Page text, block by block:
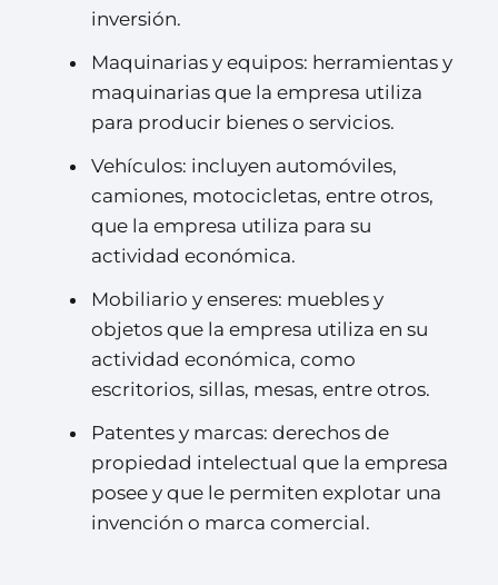
inversión.
Maquinarias y equipos: herramientas y
maquinarias que la empresa utiliza
para producir bienes o servicios.
Vehículos: incluyen automóviles,
camiones, motocicletas, entre otros,
que la empresa utiliza para su
actividad económica.
Mobiliario y enseres: muebles y
objetos que la empresa utiliza en su
actividad económica, como
escritorios, sillas, mesas, entre otros.
Patentes y marcas: derechos de
propiedad intelectual que la empresa
posee y que le permiten explotar una
invención o marca comercial.